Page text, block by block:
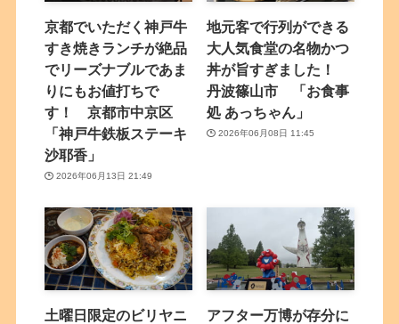
京都でいただく神戸牛
すき焼きランチが絶品
でリーズナブルであま
りにもお値打ちで
す！ 京都市中京区
「神戸牛鉄板ステーキ
沙耶香」
2026年06月13日 21:49
地元客で行列ができる
大人気食堂の名物かつ
丼が旨すぎました！
丹波篠山市 「お食事
処 あっちゃん」
2026年06月08日 11:45
土曜日限定のビリヤニ
アフター万博が存分に